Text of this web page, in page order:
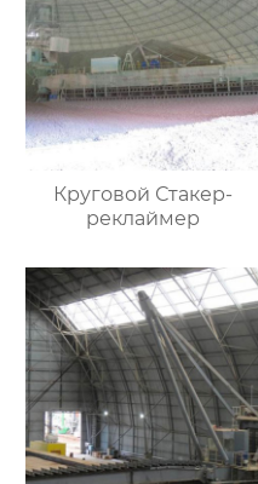
Круговой Стакер-
реклаймер